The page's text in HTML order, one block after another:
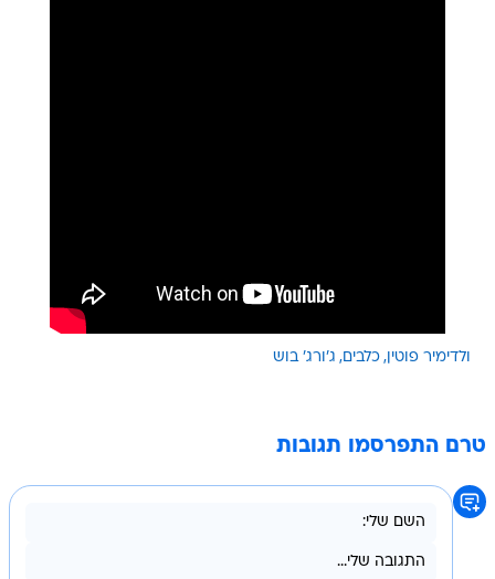
ולדימיר פוטין כלבים ג'ורג' בוש
טרם התפרסמו תגובות